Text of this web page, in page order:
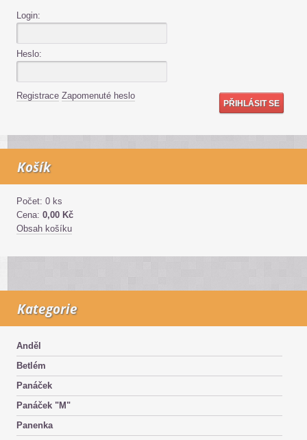
Login:
Heslo:
Registrace Zapomenuté heslo
Košík
Počet: 0 ks
Cena: 0,00 Kč
Obsah košíku
Kategorie
Anděl
Betlém
Panáček
Panáček "M"
Panenka